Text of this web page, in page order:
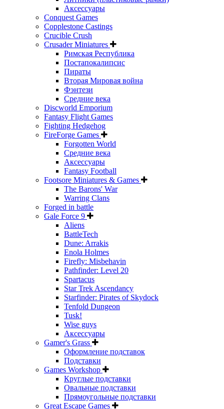
Аксессуары
Conquest Games
Copplestone Castings
Crucible Crush
Crusader Miniatures
Римская Республика
Постапокалипсис
Пираты
Вторая Мировая война
Фэнтези
Средние века
Discworld Emporium
Fantasy Flight Games
Fighting Hedgehog
FireForge Games
Forgotten World
Средние века
Аксессуары
Fantasy Football
Footsore Miniatures & Games
The Barons' War
Warring Clans
Forged in battle
Gale Force 9
Aliens
BattleTech
Dune: Arrakis
Enola Holmes
Firefly: Misbehavin
Pathfinder: Level 20
Spartacus
Star Trek Ascendancy
Starfinder: Pirates of Skydock
Tenfold Dungeon
Tusk!
Wise guys
Аксессуары
Gamer's Grass
Оформление подставок
Подставки
Games Workshop
Круглые подставки
Овальные подставки
Прямоугольные подставки
Great Escape Games